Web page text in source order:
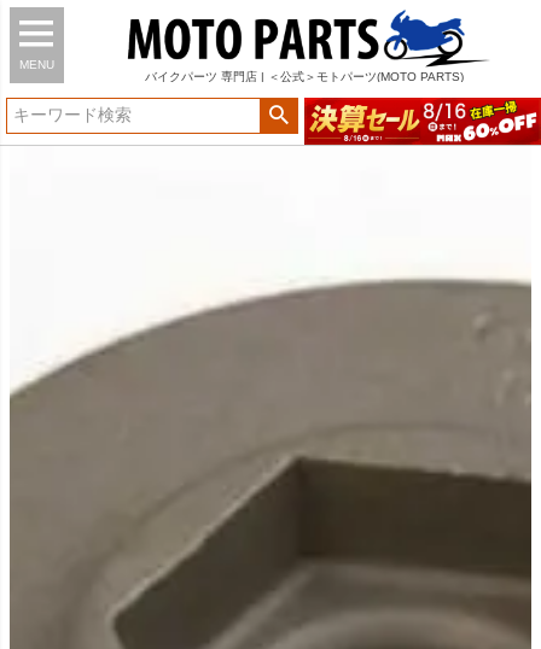
MENU
バイク パーツ 専門店 | ＜公式＞モトパーツ(MOTO PARTS)